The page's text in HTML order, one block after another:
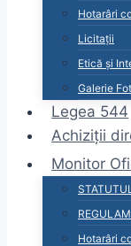
Hotarâri
Licitații
Etică și
Galerie
Legea 544
Achiziții
Monitor
Hotarâri